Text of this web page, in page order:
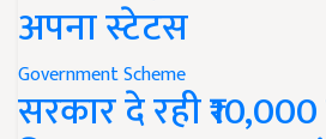
अपना स्टेटस
Government Scheme
सरकार दे रही ₹10,000